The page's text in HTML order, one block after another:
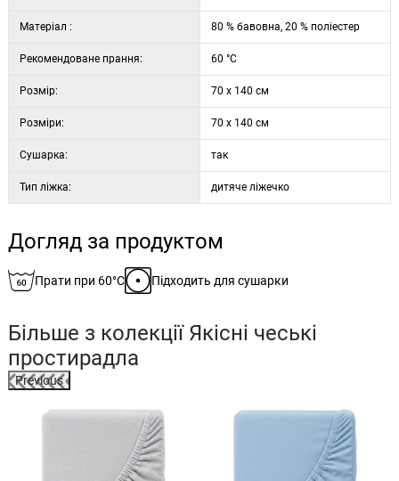
Матеріал : 80 % бавовна, 20 % поліестер
Рекомендоване прання: 60 °C
Розмір: 70 x 140 см
Розміри: 70 x 140 см
Сушарка: так
Тип ліжка: дитяче ліжечко
Догляд за продуктом
Прати при 60°C Підходить для сушарки
Більше з колекції Якісні чеські
простирадла
Previous